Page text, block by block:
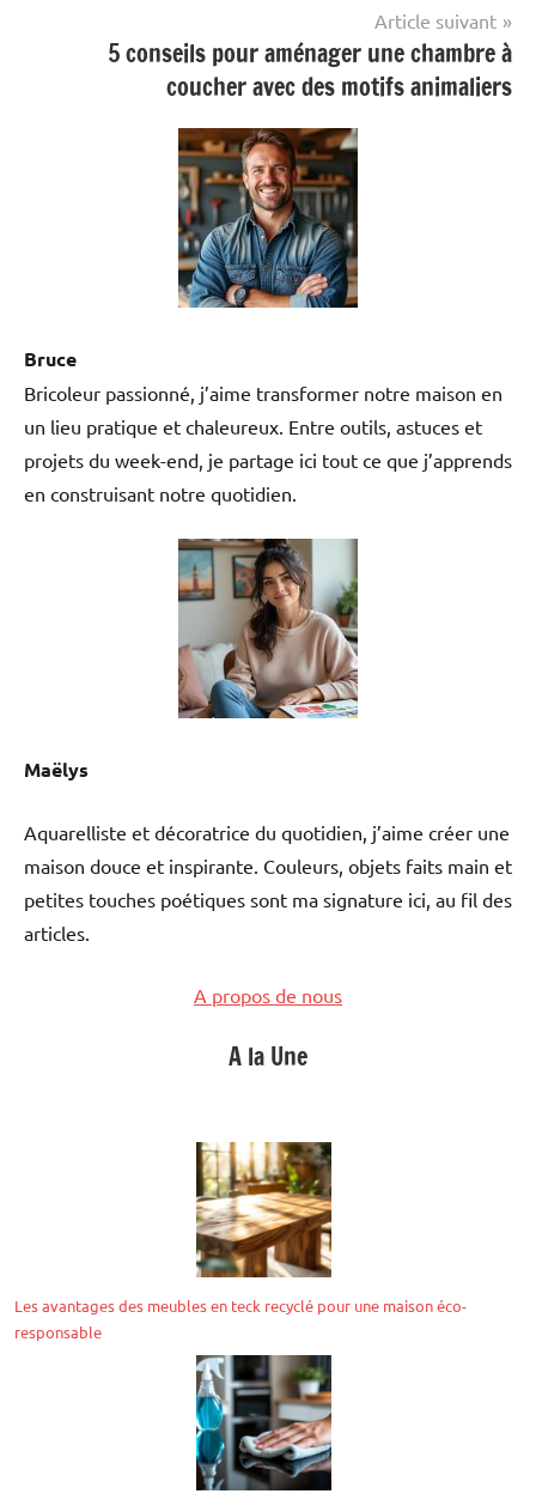
Article suivant
5 conseils pour aménager une chambre à
coucher avec des motifs animaliers
Bruce
Bricoleur passionné, j’aime transformer notre maison en
un lieu pratique et chaleureux. Entre outils, astuces et
projets du week-end, je partage ici tout ce que j’apprends
en construisant notre quotidien.
Maëlys
Aquarelliste et décoratrice du quotidien, j’aime créer une
maison douce et inspirante. Couleurs, objets faits main et
petites touches poétiques sont ma signature ici, au fil des
articles.
A propos de nous
A la Une
Les avantages des meubles en teck recyclé pour une maison éco-
responsable